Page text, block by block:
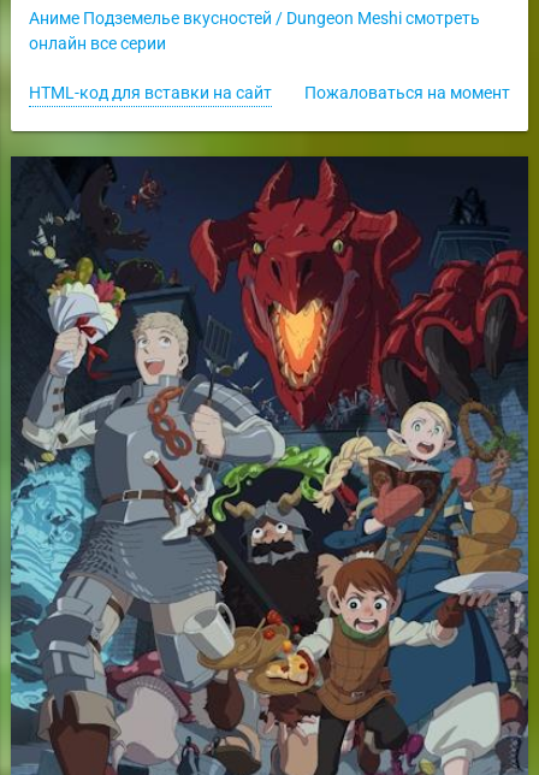
Аниме Подземелье вкусностей / Dungeon Meshi смотреть
онлайн все серии
Пожаловаться на момент
HTML-код для вставки на сайт